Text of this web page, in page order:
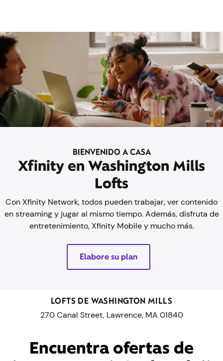
BIENVENIDO A CASA
Xfinity en Washington Mills
Lofts
Con Xfinity Network, todos pueden trabajar, ver contenido
en streaming y jugar al mismo tiempo. Además, disfruta de
entretenimiento, Xfinity Mobile y mucho más.
Elabore su plan
LOFTS DE WASHINGTON MILLS
270 Canal Street, Lawrence, MA 01840
Encuentra ofertas de